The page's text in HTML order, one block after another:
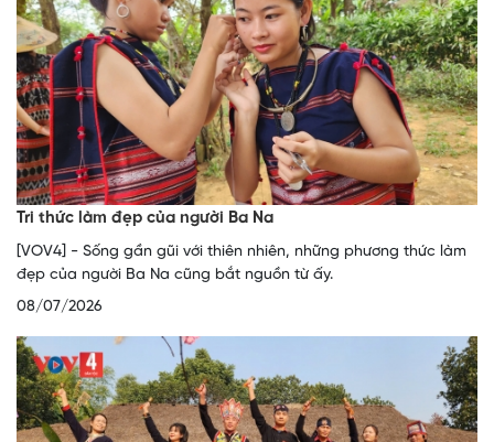
Tri thức làm đẹp của người Ba Na
[VOV4] - Sống gần gũi với thiên nhiên, những phương thức làm
đẹp của người Ba Na cũng bắt nguồn từ ấy.
08/07/2026